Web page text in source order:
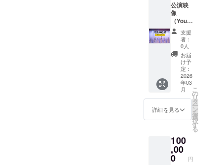
公演映
像
（Youtu
be）
（約90
分収
録） ※
メール
にて
URL添
付。
支援
者：
0人
お届
け予
定：
2026
年03
月
詳細を見る
こ
の
リ
タ
ー
ン
を
選
択
す
る
100
,00
0 円